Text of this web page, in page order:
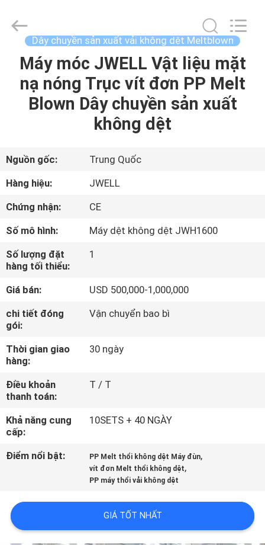
TRANG
CHỦ
PHẨM
VỀ
TÔI
THAM
QUAN
NHÀ
KIỂM
SOÁT
CHẤT
LƯỢNG
CHÚNG
TÔI
CHANGZHOU
DYUN
ENVIRONMENTAL
TECHNOLOGYDây chuyền sản xuất vải không dệt Meltblown
Máy móc JWELL Vật liệu mặt
nạ nóng Trục vít đơn PP Melt
Blown Dây chuyền sản xuất
không dệt
Nguồn gốc:
Trung Quốc
Hàng hiệu:
JWELL
Chứng nhận:
CE
Số mô hình:
Máy dệt không dệt JWH1600
Số lượng đặt
hàng tối thiểu:
1
Giá bán:
USD 500,000-1,000,000
chi tiết đóng
gói:
Vận chuyển bao bì
Thời gian giao
hàng:
30 ngày
Điều khoản
thanh toán:
T / T
Khả năng cung
cấp:
10SETS + 40 NGÀY
Điểm nổi bật: PP Melt thổi không dệt Máy đùn,
vít đơn Melt thổi không dệt,
PP máy thổi vải không dệt
GIÁ TỐT NHẤT